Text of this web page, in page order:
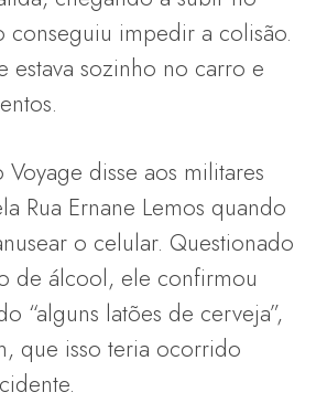
conseguiu impedir a colisão.
estava sozinho no carro e
disse aos militares
Rua Ernane Lemos quando
o celular. Questionado
de álcool, ele confirmou
“alguns latões de cerveja”,
que isso teria ocorrido